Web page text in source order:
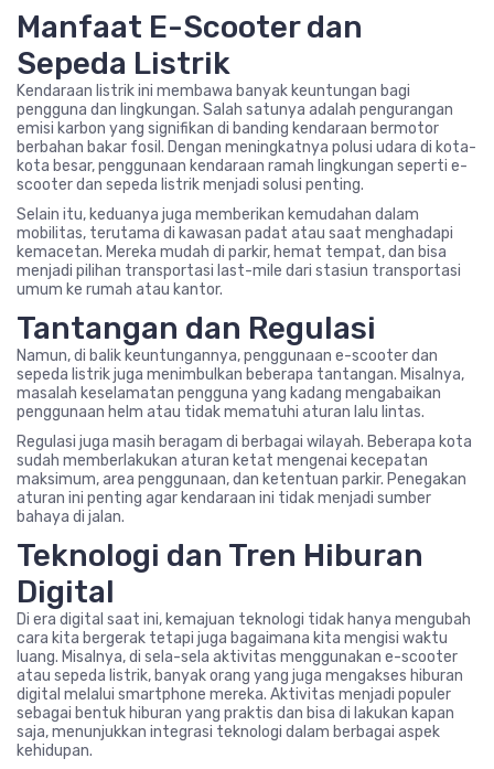
Manfaat E-Scooter dan
Sepeda Listrik
Kendaraan listrik ini membawa banyak keuntungan bagi
pengguna dan lingkungan. Salah satunya adalah pengurangan
emisi karbon yang signifikan di banding kendaraan bermotor
berbahan bakar fosil. Dengan meningkatnya polusi udara di kota-
kota besar, penggunaan kendaraan ramah lingkungan seperti e-
scooter dan sepeda listrik menjadi solusi penting.
Selain itu, keduanya juga memberikan kemudahan dalam
mobilitas, terutama di kawasan padat atau saat menghadapi
kemacetan. Mereka mudah di parkir, hemat tempat, dan bisa
menjadi pilihan transportasi last-mile dari stasiun transportasi
umum ke rumah atau kantor.
Tantangan dan Regulasi
Namun, di balik keuntungannya, penggunaan e-scooter dan
sepeda listrik juga menimbulkan beberapa tantangan. Misalnya,
masalah keselamatan pengguna yang kadang mengabaikan
penggunaan helm atau tidak mematuhi aturan lalu lintas.
Regulasi juga masih beragam di berbagai wilayah. Beberapa kota
sudah memberlakukan aturan ketat mengenai kecepatan
maksimum, area penggunaan, dan ketentuan parkir. Penegakan
aturan ini penting agar kendaraan ini tidak menjadi sumber
bahaya di jalan.
Teknologi dan Tren Hiburan
Digital
Di era digital saat ini, kemajuan teknologi tidak hanya mengubah
cara kita bergerak tetapi juga bagaimana kita mengisi waktu
luang. Misalnya, di sela-sela aktivitas menggunakan e-scooter
atau sepeda listrik, banyak orang yang juga mengakses hiburan
digital melalui smartphone mereka. Aktivitas menjadi populer
sebagai bentuk hiburan yang praktis dan bisa di lakukan kapan
saja, menunjukkan integrasi teknologi dalam berbagai aspek
kehidupan.